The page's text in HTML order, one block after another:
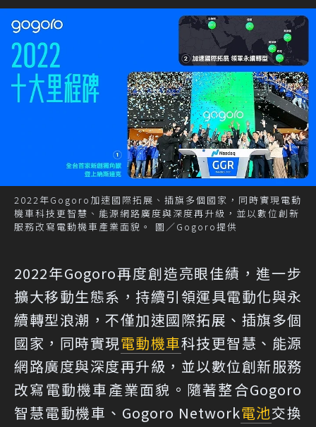
2022年Gogoro加速國際拓展、插旗多個國家，同時實現電動
機車科技更智慧、能源網路廣度與深度再升級，並以數位創新
服務改寫電動機車產業面貌。 圖／Gogoro提供
2022年Gogoro再度創造亮眼佳績，進一步
擴大移動生態系，持續引領運具電動化與永
續轉型浪潮，不僅加速國際拓展、插旗多個
國家，同時實現電動機車科技更智慧、能源
網路廣度與深度再升級，並以數位創新服務
改寫電動機車產業面貌。隨著整合Gogoro
智慧電動機車、Gogoro Network電池交換